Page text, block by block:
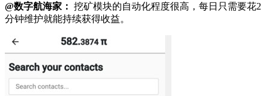
@数字航海家： 挖矿模块的自动化程度很高，每日只需要花2
分钟维护就能持续获得收益。